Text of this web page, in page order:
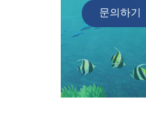
문의하기